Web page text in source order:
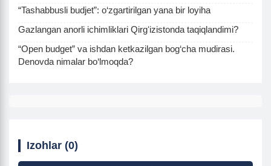
“Tashabbusli budjet”: o‘zgartirilgan yana bir loyiha
Gazlangan anorli ichimliklari Qirgʻizistonda taqiqlandimi?
“Open budget” va ishdan ketkazilgan bog‘cha mudirasi.
Denovda nimalar bo‘lmoqda?
Izohlar (0)